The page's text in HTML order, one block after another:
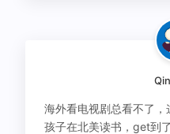
海外看电视剧总看不了
孩子在北美读书，get到